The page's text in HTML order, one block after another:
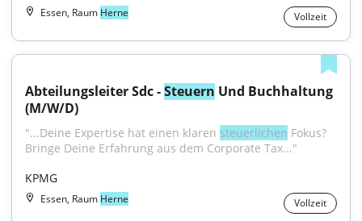
Essen, Raum Herne Vollzeit
Abteilungsleiter Sdc - Steuern Und Buchhaltung
(M/W/D)
"...Deine Expertise hat einen klaren steuerlichen Fokus?
Bringe Deine Erfahrung aus dem Corporate Tax..."
KPMG
Essen, Raum Herne Vollzeit